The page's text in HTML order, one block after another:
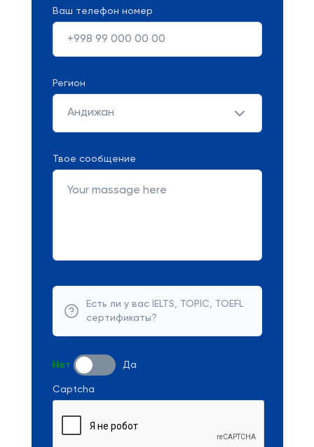
Ваш телефон номер
Регион
Андижан
Твое сообщение
Есть ли у вас IELTS, TOPIC, TOEFL
сертификаты?
Нет Да
Captcha